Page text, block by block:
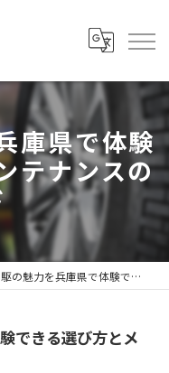
庫県で体験
テナンスの
を兵庫県で体験できる選び方とメンテナンスのガイド
できる選び方とメ